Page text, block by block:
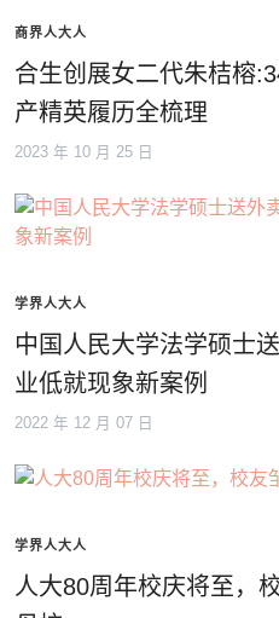
商界人大人
合生创展女二代朱桔榕
产精英履历全梳理
2023 年 10 月 25 日
学界人大人
中国人民大学法学硕士
业低就现象新案例
2022 年 12 月 07 日
学界人大人
人大80周年校庆将至，